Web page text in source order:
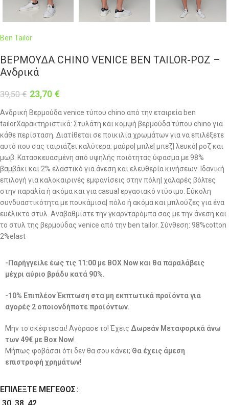
Ben Tailor
ΒΕΡΜΟΥΔΑ CHINO VENICE BEN TAILOR-ΡΟΖ –
Ανδρικά
39,50€ 23,70 €
Ανδρική Βερμούδα venice τύπου chino από την εταιρεία ben
tailorΧαρακτηριστικά: Στυλάτη και κομψή βερμούδα τύπου chino για
κάθε περίσταση. Διατίθεται σε ποικιλία χρωμάτων για να επιλέξετε
αυτό που σας ταιριάζει καλύτερα: μαύρο| μπλε| μπεζ| λευκό| ροζ και
μωβ. Κατασκευασμένη από υψηλής ποιότητας ύφασμα με 98%
βαμβάκι και 2% ελαστικό για άνεση και ελευθερία κινήσεων. Ιδανική
επιλογή για καλοκαιρινές εμφανίσεις στην πόλη| χαλαρές βόλτες
στην παραλία ή ακόμα και για casual εργασιακό ντύσιμο. Εύκολη
συνδυαστικότητα με πουκάμισα| πόλο ή ακόμα και μπλούζες για ένα
ευέλικτο στυλ. Αναβαθμίστε την γκαρνταρόμπα σας με την άνεση και
το στυλ της βερμούδας venice από την ben tailor. Σύνθεση: 98%cotton
2%elast
-Παρήγγειλε έως τις 11:00 με BOX Now και θα παραλάβεις
μέχρι αύριο βράδυ κατά 90%.
-10% Επιπλέον Έκπτωση στα μη εκπτωτικά προϊόντα για
αγορές 2 οποιονδήποτε προϊόντων.
Μην το σκέφτεσαι! Αγόρασε το! Έχεις Δωρεάν Μεταφορικά άνω
των 49€ με Box Now!
Μήπως φοβάσαι ότι δεν θα σου κάνει; Θα έχεις άμεση
επιστροφή χρημάτων!
ΕΠΙΛΈΞΤΕ ΜΈΓΕΘΟΣ